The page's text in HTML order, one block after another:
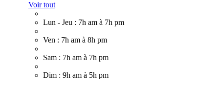
Voir tout
Lun - Jeu : 7h am à 7h pm
Ven : 7h am à 8h pm
Sam : 7h am à 7h pm
Dim : 9h am à 5h pm